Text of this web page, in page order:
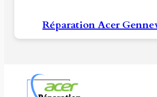
Réparation Acer